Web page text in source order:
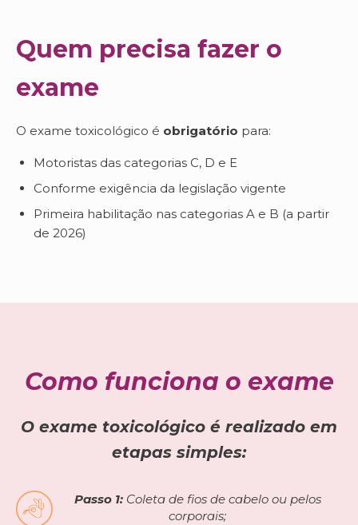
Quem precisa fazer o
exame
O exame toxicológico é obrigatório para:
Motoristas das categorias C, D e E
Conforme exigência da legislação vigente
Primeira habilitação nas categorias A e B (a partir
de 2026)
Como funciona o exame
O exame toxicológico é realizado em
etapas simples:
Passo 1:Coleta de fios de cabelo ou pelos
corporais;